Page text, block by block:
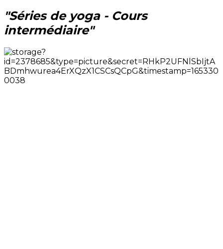
"Séries de yoga - Cours
intermédiaire"